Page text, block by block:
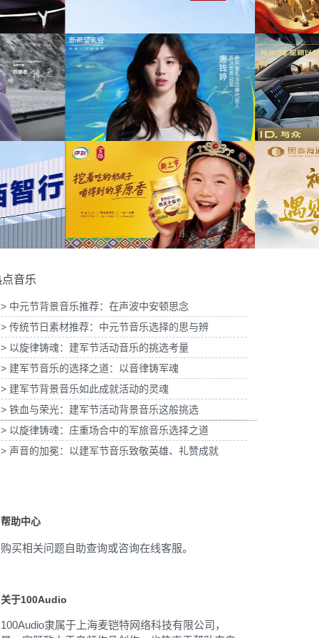
宣传项目提供音乐版权
为中信期货有限公司2026年中策略会提供音
山东站传播项目提供音乐
版权
为光明优加x上海博物馆马年限定礼盒宣传项
目提供音乐版权
品牌代言项目提供音乐版
为大众汽车ID与众08 KOL摄影制作项目提供
音乐版权
皮子酸奶TVC拍摄提供音
乐版权
为国泰海通证券上海青浦分公司宣传项目提供
音乐
> 中元节背景音乐推荐：在声波中安顿思念
> 传统节日素材推荐：中元节音乐选择的思与辨
> 以旋律铸魂：建军节活动音乐的挑选考量
> 建军节音乐的选择之道：以音律铸军魂
> 建军节背景音乐如此成就活动的灵魂
> 铁血与荣光：建军节活动背景音乐这般挑选
> 以旋律铸魂：庄重场合中的军旅音乐选择之道
> 声音的加冕：以建军节音乐致敬英雄、礼赞成就
帮助中心
购买相关问题自助查询或咨询在线客服。
关于100Audio
100Audio隶属于上海麦铠特网络科技有限公司，